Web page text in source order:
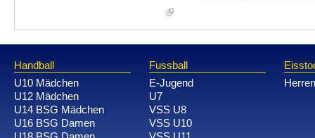
Handball
U10 Mädchen
U12 Mädchen
U14 BSG Mädchen
U16 BSG Damen
Fussball
E-Jugend
U7
VSS U8
VSS U10
Herren